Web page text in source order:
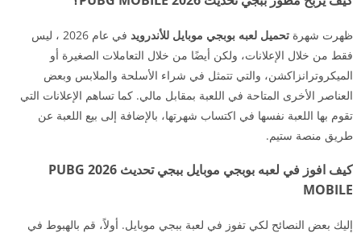
ظهرت شهرة تحميل لعبه بوبجي موبايل للأندرويد
في عام 2026 ، ليس
فقط من خلال الإعلانات، ولكن أيضًا من خلال التعاملات الصغيرة أو
الميكروترانزاكشن، والتي تتمثل في شراء الأسلحة والملابس وبعض
العناصر الأخرى المتاحة في اللعبة بمقابل مالي. كما تساهم الإعلانات التي
تقوم بها اللعبة نفسها في اكتساب شهرتها، بالإضافة إلى بيع اللعبة عن
طريق منصة ستيم.
كيف افوز في لعبه بوبجي موبايل ببجي تحديث 2026 PUBG
MOBILE
إليك بعض النصائح لكي تفوز في لعبة ببجي موبايل. أولاً، قم بالهبوط في